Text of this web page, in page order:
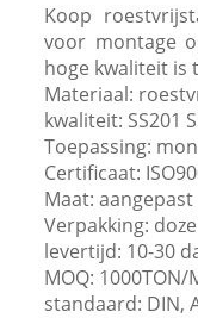
Koop
voor montage
hoge kwaliteit is
Materiaal:
kwaliteit: SS201
Toepassing:
Certificaat:
Maat: aangepast
Verpakking:
levertijd: 10-30
MOQ: 1000TON/
standaard: DIN,